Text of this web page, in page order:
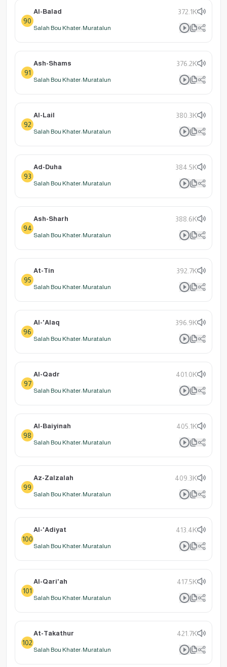
90
Al-Balad 372.1K
Salah Bou Khater: Muratalun
91
Ash-Shams 376.2K
Salah Bou Khater: Muratalun
92
Al-Lail 380.3K
Salah Bou Khater: Muratalun
93
Ad-Duha 384.5K
Salah Bou Khater: Muratalun
94
Ash-Sharh 388.6K
Salah Bou Khater: Muratalun
95
At-Tin 392.7K
Salah Bou Khater: Muratalun
96
Al-'Alaq 396.9K
Salah Bou Khater: Muratalun
97
Al-Qadr 401.0K
Salah Bou Khater: Muratalun
98
Al-Baiyinah 405.1K
Salah Bou Khater: Muratalun
99
Az-Zalzalah 409.3K
Salah Bou Khater: Muratalun
100
Al-'Adiyat 413.4K
Salah Bou Khater: Muratalun
101
Al-Qari'ah 417.5K
Salah Bou Khater: Muratalun
102
At-Takathur 421.7K
Salah Bou Khater: Muratalun